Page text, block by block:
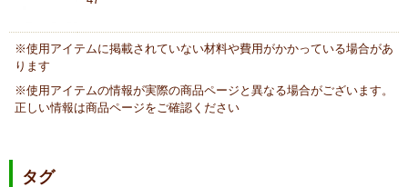
※使用アイテムに掲載されていない材料や費用がかかっている場合があ
ります
※使用アイテムの情報が実際の商品ページと異なる場合がございます。
正しい情報は商品ページをご確認ください
タグ